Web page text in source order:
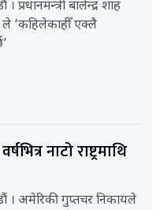
। प्रधानमन्त्री बालेन्द्र शाह
‘कहिलेकाहीँ एक्लै
नाटो राष्ट्रमाथि
। अमेरिकी गुप्तचर निकायले